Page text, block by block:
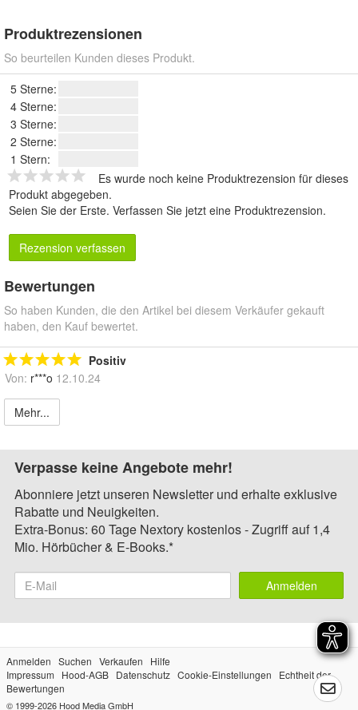
Produktrezensionen
So beurteilen Kunden dieses Produkt.
5 Sterne:
4 Sterne:
3 Sterne:
2 Sterne:
1 Stern:
Es wurde noch keine Produktrezension für dieses
Produkt abgegeben.
Seien Sie der Erste. Verfassen Sie jetzt eine Produktrezension.
Rezension verfassen
Bewertungen
So haben Kunden, die den Artikel bei diesem Verkäufer gekauft
haben, den Kauf bewertet.
Positiv
Von: r***o 12.10.24
Mehr...
Verpasse keine Angebote mehr!
Abonniere jetzt unseren Newsletter und erhalte exklusive
Rabatte und Neuigkeiten.
Extra-Bonus: 60 Tage Nextory kostenlos - Zugriff auf 1,4
Mio. Hörbücher & E-Books.*
Anmelden
Anmelden Suchen Verkaufen
Hilfe
Impressum
Hood-AGB Datenschutz Cookie-Einstellungen
Echtheit der
Bewertungen
© 1999-2026 Hood Media GmbH